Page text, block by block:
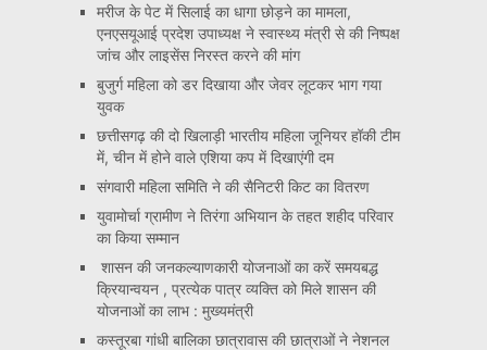
मरीज के पेट में सिलाई का धागा छोड़ने का मामला,
एनएसयूआई प्रदेश उपाध्यक्ष ने स्वास्थ्य मंत्री से की निष्पक्ष
जांच और लाइसेंस निरस्त करने की मांग
बुजुर्ग महिला को डर दिखाया और जेवर लूटकर भाग गया
युवक
छत्तीसगढ़ की दो खिलाड़ी भारतीय महिला जूनियर हॉकी टीम
में, चीन में होने वाले एशिया कप में दिखाएंगी दम
संगवारी महिला समिति ने की सैनिटरी किट का वितरण
युवामोर्चा ग्रामीण ने तिरंगा अभियान के तहत शहीद परिवार
का किया सम्मान
शासन की जनकल्याणकारी योजनाओं का करें समयबद्ध
क्रियान्वयन , प्रत्येक पात्र व्यक्ति को मिले शासन की
योजनाओं का लाभ : मुख्यमंत्री
कस्तूरबा गांधी बालिका छात्रावास की छात्राओं ने नेशनल